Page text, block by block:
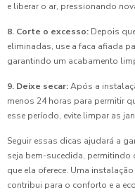
e liberar o ar, pressionando
8. Corte o excesso: Depois
eliminadas, use a faca afiada
garantindo um acabamento
9. Deixe secar:Após a
menos 24 horas para permitir
esse período, evite limpar as
Seguir essas dicas ajudará a
seja bem-sucedida, permitindo
que ela oferece. Uma
contribui para o conforto e a